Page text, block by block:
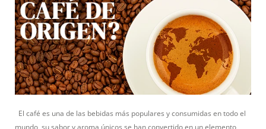
El café es una de las bebidas más populares y consumidas en todo el
mundo, su sabor y aroma únicos se han convertido en un elemento